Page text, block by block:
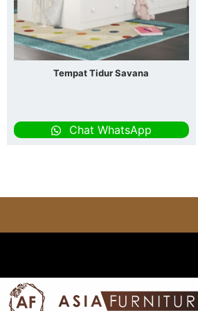
Tempat Tidur Savana
Chat WhatsApp